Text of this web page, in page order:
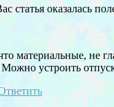
статья оказалась
материальные,
устроить